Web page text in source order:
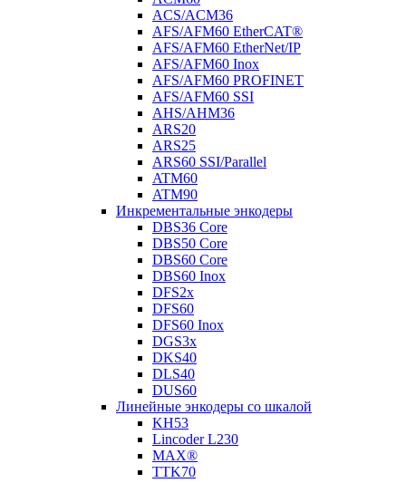
ACS/ACM36
AFS/AFM60 EtherCAT®
AFS/AFM60 EtherNet/IP
AFS/AFM60 Inox
AFS/AFM60 PROFINET
AFS/AFM60 SSI
AHS/AHM36
ARS20
ARS25
ARS60 SSI/Parallel
ATM60
ATM90
Инкрементальные энкодеры
DBS36 Core
DBS50 Core
DBS60 Core
DBS60 Inox
DFS2x
DFS60
DFS60 Inox
DGS3x
DKS40
DLS40
DUS60
Линейные энкодеры со шкалой
KH53
Lincoder L230
MAX®
TTK70